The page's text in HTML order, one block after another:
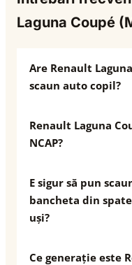
Laguna Coupé
Are Renault
scaun auto copil?
Renault Laguna
NCAP?
E sigur să pun
bancheta din
uși?
Ce generație este